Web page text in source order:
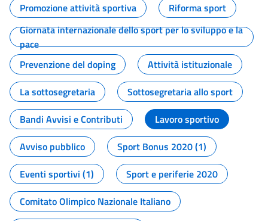
Promozione attività sportiva
Riforma sport
Giornata internazionale dello sport per lo sviluppo e la
pace
Prevenzione del doping
Attività istituzionale
La sottosegretaria
Sottosegretaria allo sport
Bandi Avvisi e Contributi
Lavoro sportivo
Avviso pubblico
Sport Bonus 2020 (1)
Eventi sportivi (1)
Sport e periferie 2020
Comitato Olimpico Nazionale Italiano